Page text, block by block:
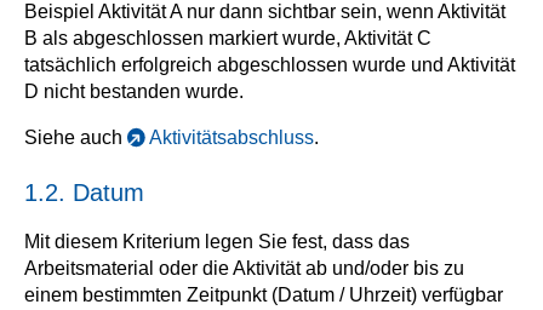
Beispiel Aktivität A nur dann sichtbar sein, wenn Aktivität
B als abgeschlossen markiert wurde, Aktivität C
tatsächlich erfolgreich abgeschlossen wurde und Aktivität
D nicht bestanden wurde.
Siehe auch Aktivitätsabschluss.
1.2. Datum
Mit diesem Kriterium legen Sie fest, dass das
Arbeitsmaterial oder die Aktivität ab und/oder bis zu
einem bestimmten Zeitpunkt (Datum / Uhrzeit) verfügbar